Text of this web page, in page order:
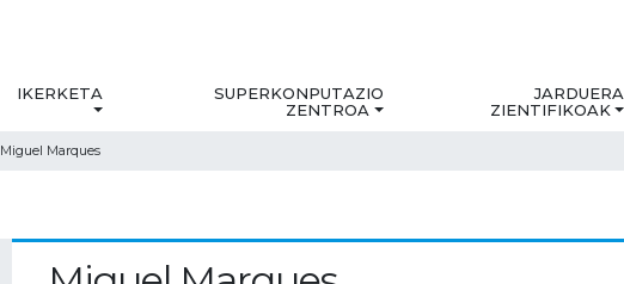
IKERKETA
SUPERKONPUTAZIO
ZENTROA
JARDUERA
ZIENTIFIKOAK
Miguel Marques